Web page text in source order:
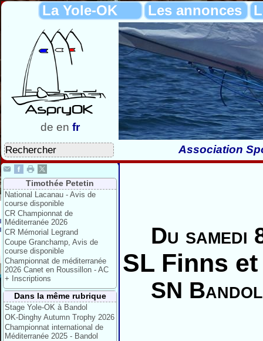
La Yole-OK Les annonces
de en fr
Association
Timothée Petetin
National Lacanau - Avis de
course disponible
CR Championnat de
Méditerranée 2026
CR Mémorial Legrand
Coupe Granchamp, Avis de
course disponible
Championnat de méditerranée
2026 Canet en Roussillon - AC
+ Inscriptions
Dans la même rubrique
Stage Yole-OK à Bandol
OK-Dinghy Autumn Trophy 2026
Championnat international de
Méditerranée 2025 - Bandol
Du
SL Finns
SN Bandol